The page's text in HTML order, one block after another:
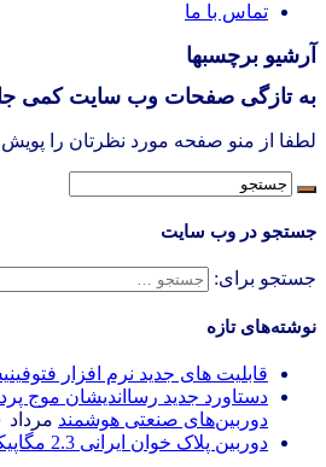
تماس با ما
آرشیو برچسبها
به تازگی صفحات وب سایت کمی
لطفا از منو صفحه مورد نظرتان را پویش
جستجو در وب سایت
جستجو برای:
نوشته‌های تازه
قابلیت های جدید نرم افزار
دستاورد جدید رسااندیشان موج
دوربین‌های صنعتی هوشمند مرداد ۱۰, ۱۴۰۵
دوربین پلاک خوان ایرانی 2.3 مگاپیکسلی